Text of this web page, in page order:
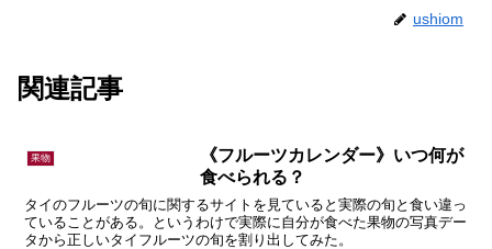
ushiom
関連記事
果物
《フルーツカレンダー》いつ何が
食べられる？
タイのフルーツの旬に関するサイトを見ていると実際の旬と食い違っ
ていることがある。というわけで実際に自分が食べた果物の写真デー
タから正しいタイフルーツの旬を割り出してみた。